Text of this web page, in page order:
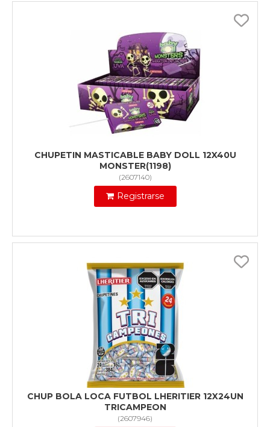
CHUPETIN MASTICABLE BABY DOLL 12X40U
MONSTER(1198)
(2607140)
Registrarse
CHUP BOLA LOCA FUTBOL LHERITIER 12X24UN
TRICAMPEON
(2607946)